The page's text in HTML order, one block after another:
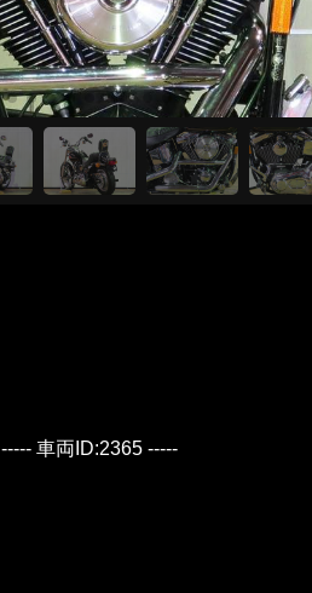
----- 車両ID:2365 -----